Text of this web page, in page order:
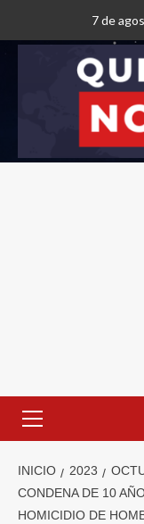
7 de
INICIO 2023
CONDENA DE 10
HOMICIDIO DE